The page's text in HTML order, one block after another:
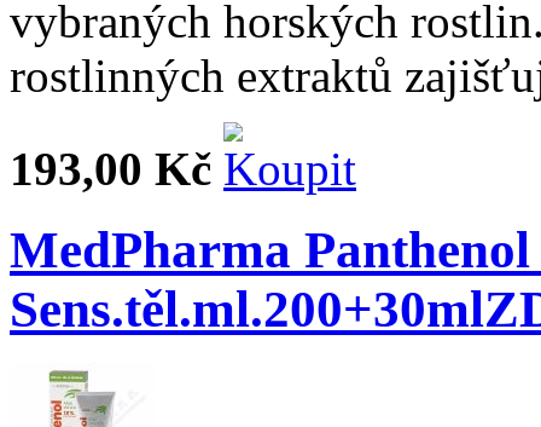
vybraných horských
rostlinných extraktů
193,00 Kč
MedPharma